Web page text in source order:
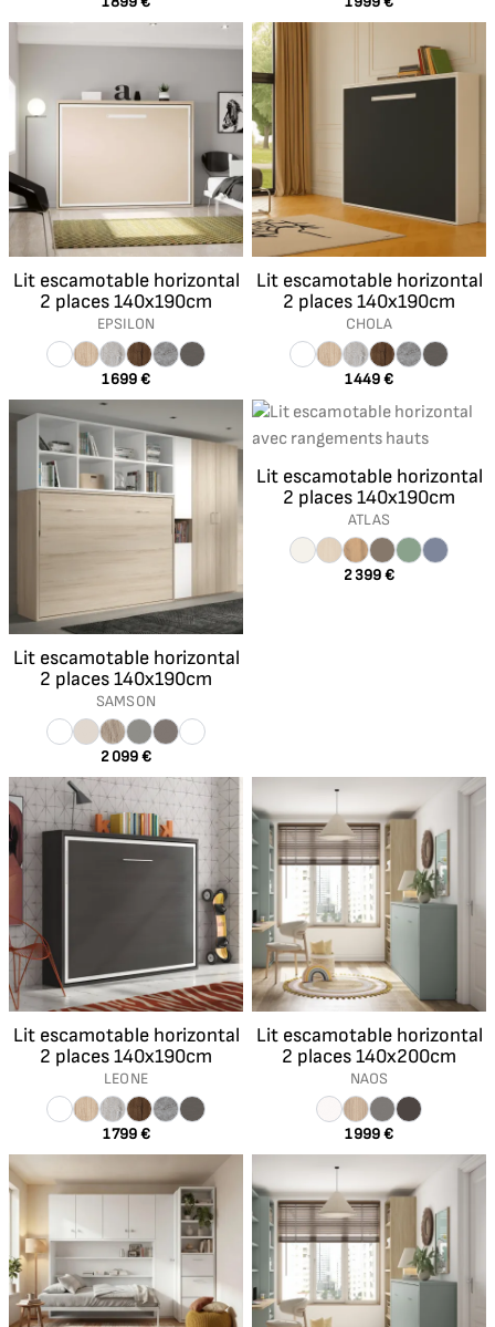
Lit escamotable horizontal
2 places 140x190cm
EPSILON
1 699 €
Lit escamotable horizontal
2 places 140x190cm
CHOLA
1 449 €
Lit escamotable horizontal
2 places 140x190cm
SAMSON
2 099 €
Lit escamotable horizontal
2 places 140x190cm
ATLAS
2 399 €
Lit escamotable horizontal
2 places 140x190cm
LEONE
1 799 €
Lit escamotable horizontal
2 places 140x200cm
NAOS
1 999 €